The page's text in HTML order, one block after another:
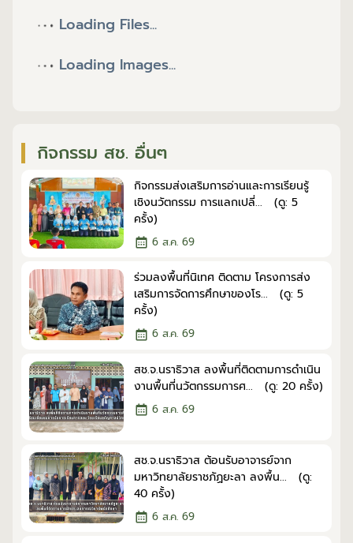
Loading Files...
Loading Images...
กิจกรรม สช. อื่นๆ
กิจกรรมส่งเสริมการอ่านและการเรียนรู้
เชิงนวัตกรรม การแลกเปลี่... (ดู: 5
ครั้ง)
6 ส.ค. 69
ร่วมลงพื้นที่นิเทศ ติดตาม โครงการส่ง
เสริมการจัดการศึกษาของโร... (ดู: 5
ครั้ง)
6 ส.ค. 69
สช.จ.นราธิวาส ลงพื้นที่ติดตามการดำเนิน
งานพื้นที่นวัตกรรมการศ... (ดู: 20 ครั้ง)
6 ส.ค. 69
สช.จ.นราธิวาส ต้อนรับอาจารย์จาก
มหาวิทยาลัยราชภัฏยะลา ลงพื้น... (ดู:
40 ครั้ง)
6 ส.ค. 69